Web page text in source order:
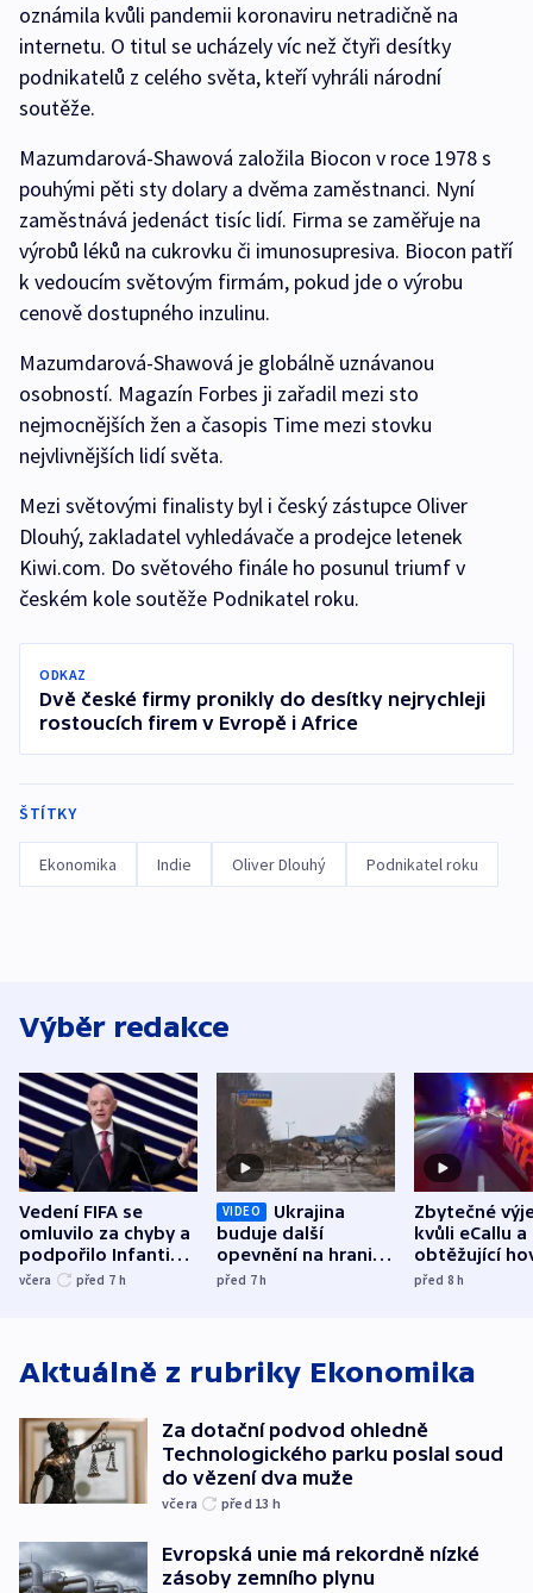
oznámila kvůli pandemii koronaviru netradičně na
internetu. O titul se ucházely víc než čtyři desítky
podnikatelů z celého světa, kteří vyhráli národní
soutěže.
Mazumdarová-Shawová založila Biocon v roce 1978 s
pouhými pěti sty dolary a dvěma zaměstnanci. Nyní
zaměstnává jedenáct tisíc lidí. Firma se zaměřuje na
výrobů léků na cukrovku či imunosupresiva. Biocon patří
k vedoucím světovým firmám, pokud jde o výrobu
cenově dostupného inzulinu.
Mazumdarová-Shawová je globálně uznávanou
osobností. Magazín Forbes ji zařadil mezi sto
nejmocnějších žen a časopis Time mezi stovku
nejvlivnějších lidí světa.
Mezi světovými finalisty byl i český zástupce Oliver
Dlouhý, zakladatel vyhledávače a prodejce letenek
Kiwi.com. Do světového finále ho posunul triumf v
českém kole soutěže Podnikatel roku.
ODKAZ
Dvě české firmy pronikly do desítky nejrychleji
rostoucích firem v Evropě i Africe
ŠTÍTKY
Ekonomika Indie Oliver Dlouhý Podnikatel roku
Výběr redakce
Vedení FIFA se
omluvilo za chyby a
podpořilo Infantina.
UEFA trvá na
včera před 7 h
VIDEO
Ukrajina
buduje další
opevnění na hranici
s Běloruskem
před 7h
Zbytečné
kvůli eCallu a
obtěžující
zdržují
před 8h
Aktuálně z rubriky Ekonomika
Za dotační podvod ohledně
Technologického parku poslal soud
do vězení dva muže
včera před 13 h
Evropská unie má rekordně nízké
zásoby zemního plynu